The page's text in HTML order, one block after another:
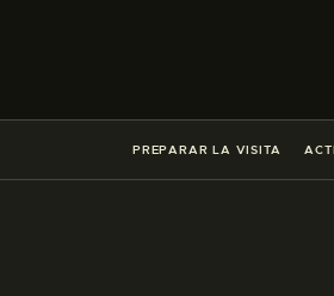
PREPARAR LA VISITA
█